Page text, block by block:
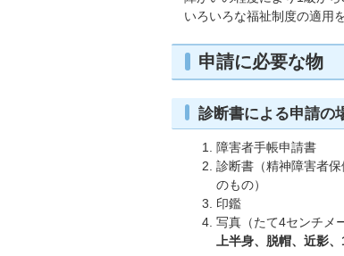
いろいろな福祉制度の適用
申請に必要な物
診断書による申請の
障害者手帳申請書
診断書（精神障害者
のもの）
印鑑
写真（たて4センチメ
上半身、脱帽、近影